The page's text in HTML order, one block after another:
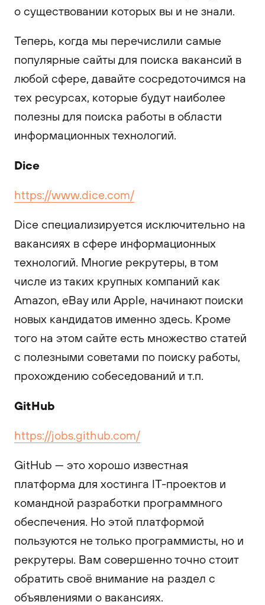
о существовании которых вы и не знали.
Теперь, когда мы перечислили самые
популярные сайты для поиска вакансий в
любой сфере, давайте сосредоточимся на
тех ресурсах, которые будут наиболее
полезны для поиска работы в области
информационных технологий.
Dice
https://www.dice.com/
Dice специализируется исключительно на
вакансиях в сфере информационных
технологий. Многие рекрутеры, в том
числе из таких крупных компаний как
Amazon, eBay или Apple, начинают поиски
новых кандидатов именно здесь. Кроме
того на этом сайте есть множество статей
с полезными советами по поиску работы,
прохождению собеседований и т.п.
GitHub
https://jobs.github.com/
GitHub — это хорошо известная
платформа для хостинга IT-проектов и
командной разработки программного
обеспечения. Но этой платформой
пользуются не только программисты, но и
рекрутеры. Вам совершенно точно стоит
обратить своё внимание на раздел с
объявлениями о вакансиях.